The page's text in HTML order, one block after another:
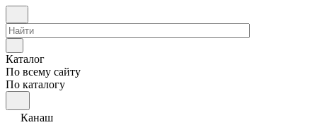
Каталог
По всему сайту
По каталогу
Канаш